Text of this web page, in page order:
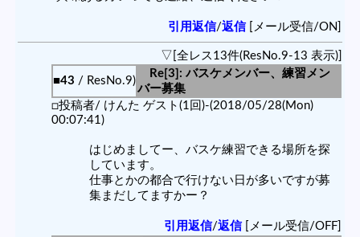
引用返信/返信[メール受信/ON]
▽[全レス13件(ResNo.9-13 表示)]
■43 / ResNo.9)
Re[3]: バスケメンバー、練習メン
バー募集
□投稿者/ けんた ゲスト(1回)-(2018/05/28(Mon)
00:07:41)
はじめましてー、バスケ練習できる場所を探
しています。
仕事とかの都合で行けない日が多いですが募
集まだしてますかー？
引用返信/返信[メール受信/OFF]